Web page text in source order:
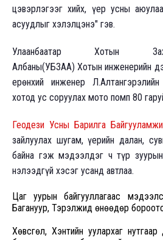
цэвэрлэгээг хийх, үер усны
асуудлыг хэлэлцэнэ" гэв.
Улаанбаатар Хотын
Албаны(УБЗАА) Хотын инженерийн
ерөнхий инженер
хотод ус соруулах мото помп 80
Геодези Усны Барилга
зайлуулах шугам, үерийн далан,
байна гэж мэдээлдэг ч түр
нэлээдгүй хэсэг усанд автлаа.
Цаг уурын байгууллагаас
Багануур, Тэрэлжид өнөөдөр
Хөвсгөл, Хэнтийн уулархаг нутгаар